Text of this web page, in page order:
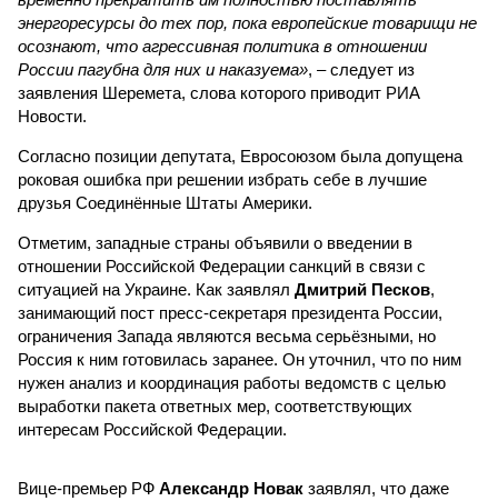
энергоресурсы до тех пор, пока европейские товарищи не
осознают, что агрессивная политика в отношении
России пагубна для них и наказуема», – следует из
заявления Шеремета, слова которого приводит РИА
Новости.
Согласно позиции депутата, Евросоюзом была допущена
роковая ошибка при решении избрать себе в лучшие
друзья Соединённые Штаты Америки.
Отметим, западные страны объявили о введении в
отношении Российской Федерации санкций в связи с
ситуацией на Украине. Как заявлял Дмитрий Песков,
занимающий пост пресс-секретаря президента России,
ограничения Запада являются весьма серьёзными, но
Россия к ним готовилась заранее. Он уточнил, что по ним
нужен анализ и координация работы ведомств с целью
выработки пакета ответных мер, соответствующих
интересам Российской Федерации.
Вице-премьер РФ Александр Новак заявлял, что даже